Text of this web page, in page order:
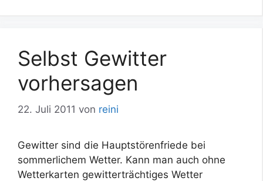
Selbst Gewitter
vorhersagen
22. Juli 2011 von reini
Gewitter sind die Hauptstörenfriede bei
sommerlichem Wetter. Kann man auch ohne
Wetterkarten gewitterträchtiges Wetter